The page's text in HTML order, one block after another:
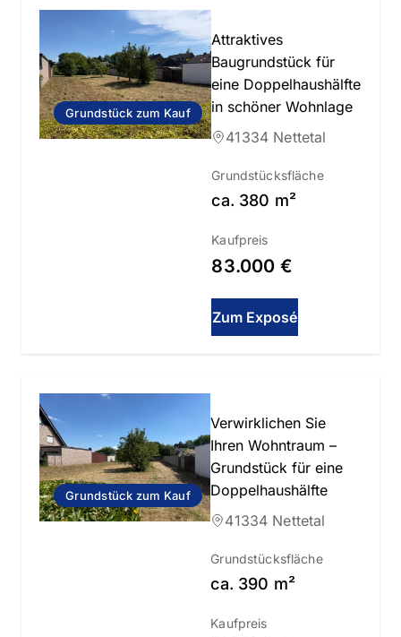
Grundstück zum Kauf
Attraktives
Baugrundstück für
eine Doppelhaushälfte
in schöner Wohnlage
41334 Nettetal
Grundstücksfläche
ca. 380 m²
Kaufpreis
83.000 €
Zum Exposé
Slide 1 of 4
Grundstück zum Kauf
Verwirklichen Sie
Ihren Wohntraum –
Grundstück für eine
Doppelhaushälfte
41334 Nettetal
Grundstücksfläche
ca. 390 m²
Kaufpreis